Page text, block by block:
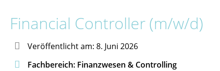
Financial Controller (m/w/d)
 Veröffentlicht am: 8. Juni 2026
 Fachbereich: Finanzwesen & Controlling